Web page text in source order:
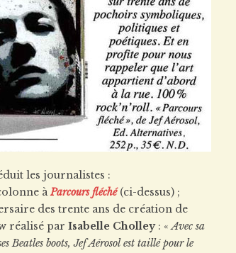
les journalistes :
àParcours fléché(ci-dessus) ;
des trente ans de création de
réalisé par Isabelle Cholley: «Avec sa
Beatles boots, Jef Aérosol est taillé pour le